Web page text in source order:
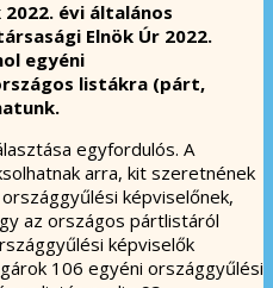
évi általános
Elnök Úr 2022.
egyéni
listákra (párt,
egyfordulós. A
arra, kit szeretnének
képviselőnek,
az országos pártlistáról
képviselők
106 egyéni országgyűlési